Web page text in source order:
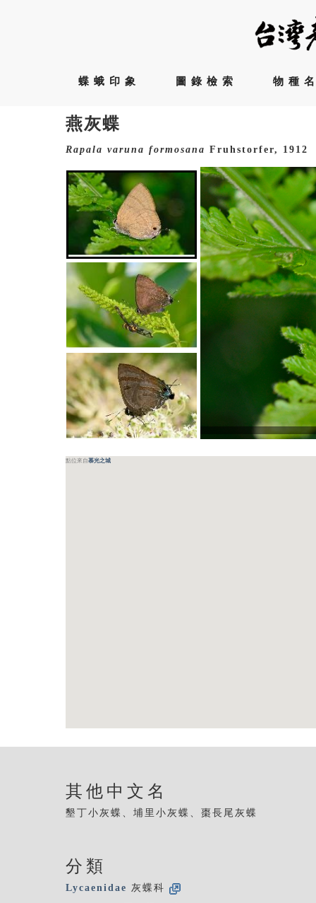
蝶蛾印象 圖錄檢索 物種
燕灰蝶
Rapala varuna formosana Fruhstorfer, 1912
點位來自慕光之城
其他中文名
墾丁小灰蝶、埔里小灰蝶、棗長尾灰蝶
分類
Lycaenidae 灰蝶科